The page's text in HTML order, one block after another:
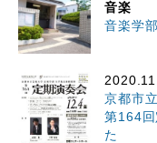
音楽
音楽学
京都市
第164
た